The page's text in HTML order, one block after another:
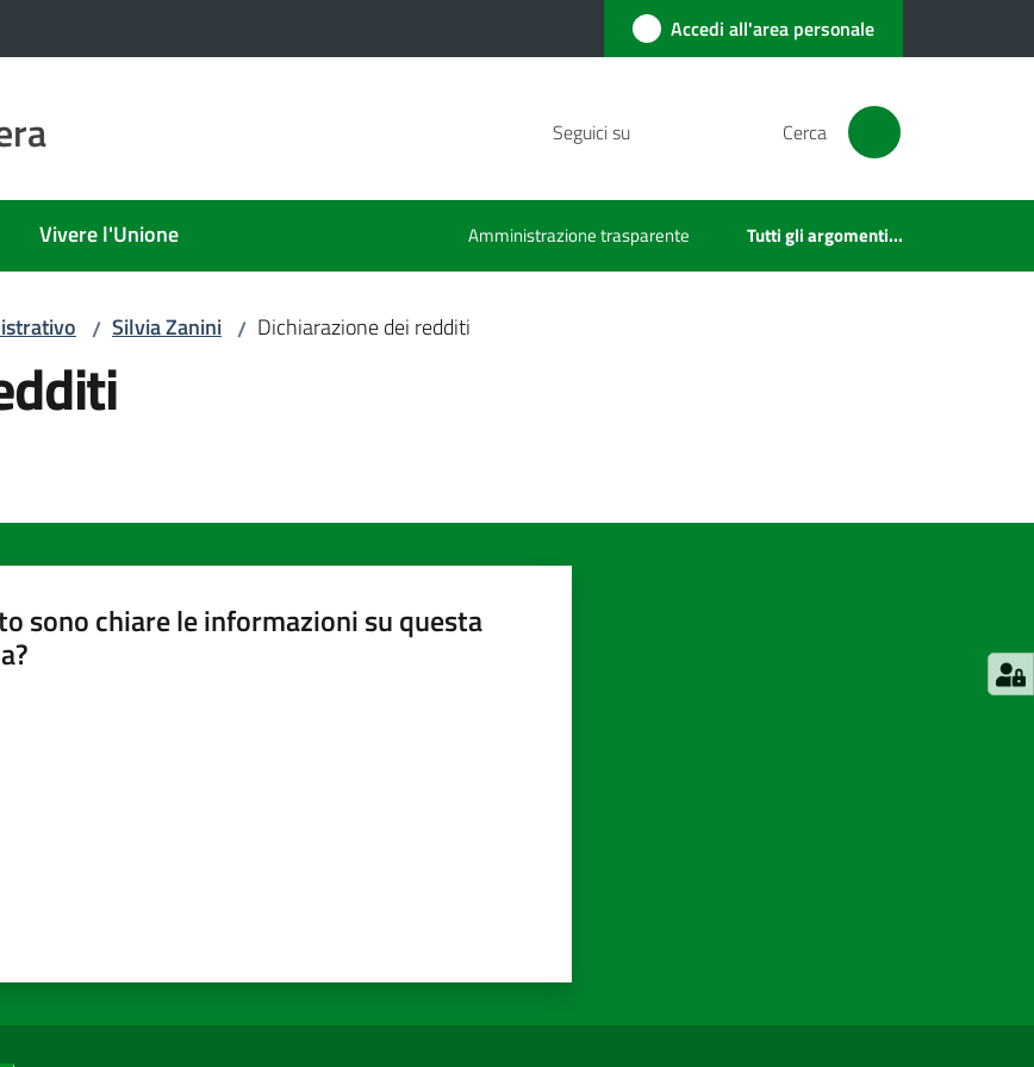
Accedi all'area personale
Seguici su Cerca
Vivere l'Unione Amministrazione trasparente Tutti gli argomenti...
/ Silvia Zanini / Dichiarazione dei redditi
sono chiare le informazioni su questa